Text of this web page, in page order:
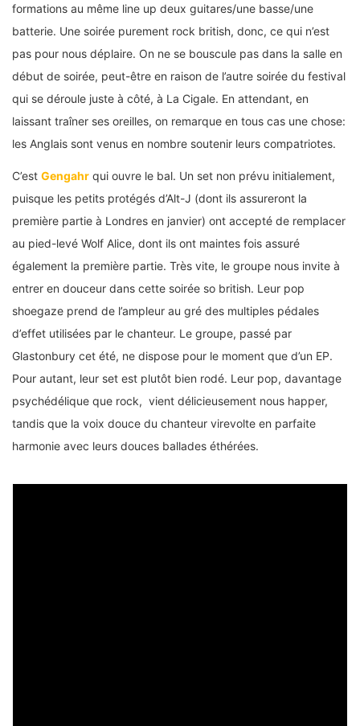
formations au même line up deux guitares/une basse/une
batterie. Une soirée purement rock british, donc, ce qui n’est
pas pour nous déplaire. On ne se bouscule pas dans la salle en
début de soirée, peut-être en raison de l’autre soirée du festival
qui se déroule juste à côté, à La Cigale. En attendant, en
laissant traîner ses oreilles, on remarque en tous cas une chose:
les Anglais sont venus en nombre soutenir leurs compatriotes.
C’est Gengahr qui ouvre le bal. Un set non prévu initialement,
puisque les petits protégés d’Alt-J (dont ils assureront la
première partie à Londres en janvier) ont accepté de remplacer
au pied-levé Wolf Alice, dont ils ont maintes fois assuré
également la première partie. Très vite, le groupe nous invite à
entrer en douceur dans cette soirée so british. Leur pop
shoegaze prend de l’ampleur au gré des multiples pédales
d’effet utilisées par le chanteur. Le groupe, passé par
Glastonbury cet été, ne dispose pour le moment que d’un EP.
Pour autant, leur set est plutôt bien rodé. Leur pop, davantage
psychédélique que rock, vient délicieusement nous happer,
tandis que la voix douce du chanteur virevolte en parfaite
harmonie avec leurs douces ballades éthérées.